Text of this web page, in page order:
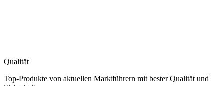
Qualität
Top-Produkte von aktuellen Marktführern mit bester Qualität und